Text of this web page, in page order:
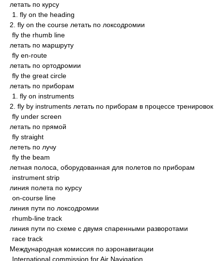
летать по курсу
1. fly on the heading
2. fly on the course летать по локсодромии
fly the rhumb line
летать по маршруту
fly en-route
летать по ортодромии
fly the great circle
летать по приборам
1. fly on instruments
2. fly by instruments летать по приборам в процессе тренировок
fly under screen
летать по прямой
fly straight
лететь по лучу
fly the beam
летная полоса, оборудованная для полетов по приборам
instrument strip
линия полета по курсу
on-course line
линия пути по локсодромии
rhumb-line track
линия пути по схеме с двумя спаренными разворотами
race track
Международная комиссия по аэронавигации
International commission for Air Navigation